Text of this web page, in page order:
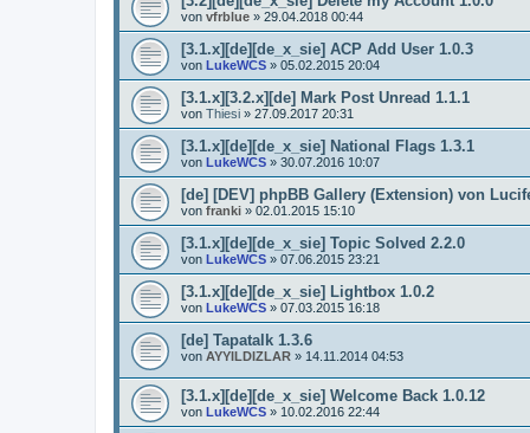
von vfrblue » 29.04.2018 00:44
[3.1.x][de][de_x_sie] ACP Add User 1.0.3
von LukeWCS » 05.02.2015 20:04
[3.1.x][3.2.x][de] Mark Post Unread 1.1.1
von Thiesi » 27.09.2017 20:31
[3.1.x][de][de_x_sie] National Flags 1.3.1
von LukeWCS » 30.07.2016 10:07
[de] [DEV] phpBB Gallery (Extension) von
von franki » 02.01.2015 15:10
[3.1.x][de][de_x_sie] Topic Solved 2.2.0
von LukeWCS » 07.06.2015 23:21
[3.1.x][de][de_x_sie] Lightbox 1.0.2
von LukeWCS » 07.03.2015 16:18
[de] Tapatalk 1.3.6
von AYYILDIZLAR » 14.11.2014 04:53
[3.1.x][de][de_x_sie] Welcome Back 1.0.12
von LukeWCS » 10.02.2016 22:44